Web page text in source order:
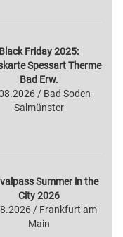
Black Friday 2025:
Spessart Therme
Bad Erw.
/ Bad Soden-
Salmünster
Summer in the
City 2026
/ Frankfurt am
Main